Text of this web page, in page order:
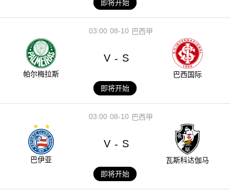
即将开始
08-10
03:00 巴西甲
帕尔梅拉斯
V - S
巴西国际
即将开始
08-10
03:00 巴西甲
巴伊亚
V - S
瓦斯科达伽马
即将开始